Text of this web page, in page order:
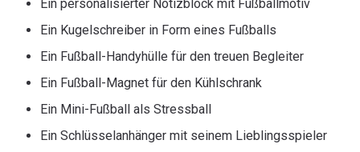
Ein personalisierter Notizblock mit Fußballmotiv
Ein Kugelschreiber in Form eines Fußballs
Ein Fußball-Handyhülle für den treuen Begleiter
Ein Fußball-Magnet für den Kühlschrank
Ein Mini-Fußball als Stressball
Ein Schlüsselanhänger mit seinem Lieblingsspieler